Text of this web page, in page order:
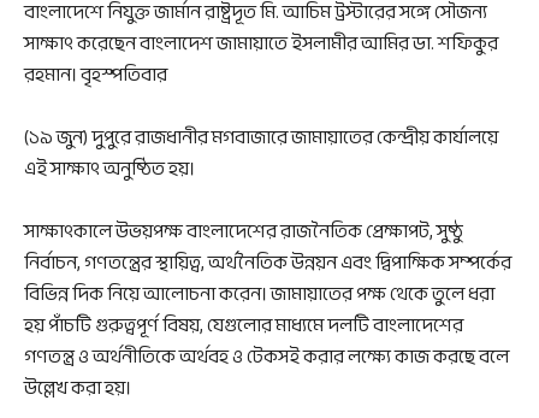
বাংলাদেশে নিযুক্ত জার্মান রাষ্ট্রদূত মি. আচিম ট্রস্টারের সঙ্গে সৌজন্য
সাক্ষাৎ করেছেন বাংলাদেশ জামায়াতে ইসলামীর আমির ডা. শফিকুর
রহমান। বৃহস্পতিবার
(১৯ জুন) দুপুরে রাজধানীর মগবাজারে জামায়াতের কেন্দ্রীয় কার্যালয়ে
এই সাক্ষাৎ অনুষ্ঠিত হয়।
সাক্ষাৎকালে উভয়পক্ষ বাংলাদেশের রাজনৈতিক প্রেক্ষাপট, সুষ্ঠু
নির্বাচন, গণতন্ত্রের স্থায়িত্ব, অর্থনৈতিক উন্নয়ন এবং দ্বিপাক্ষিক সম্পর্কের
বিভিন্ন দিক নিয়ে আলোচনা করেন। জামায়াতের পক্ষ থেকে তুলে ধরা
হয় পাঁচটি গুরুত্বপূর্ণ বিষয়, যেগুলোর মাধ্যমে দলটি বাংলাদেশের
গণতন্ত্র ও অর্থনীতিকে অর্থবহ ও টেকসই করার লক্ষ্যে কাজ করছে বলে
উল্লেখ করা হয়।